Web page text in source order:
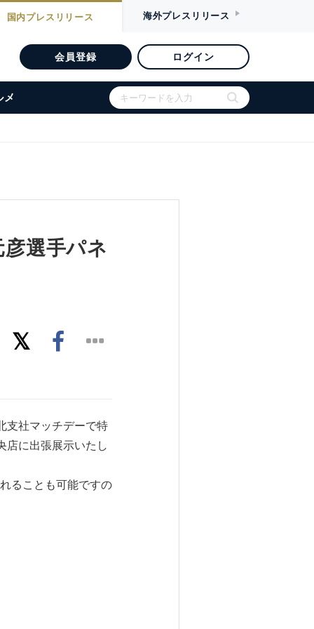
国内プレスリリース 海外プレスリリース
会員登録 ログイン
メ
選手パネ
支社マッチデーで特
店に出張展示いたし
ることも可能ですの